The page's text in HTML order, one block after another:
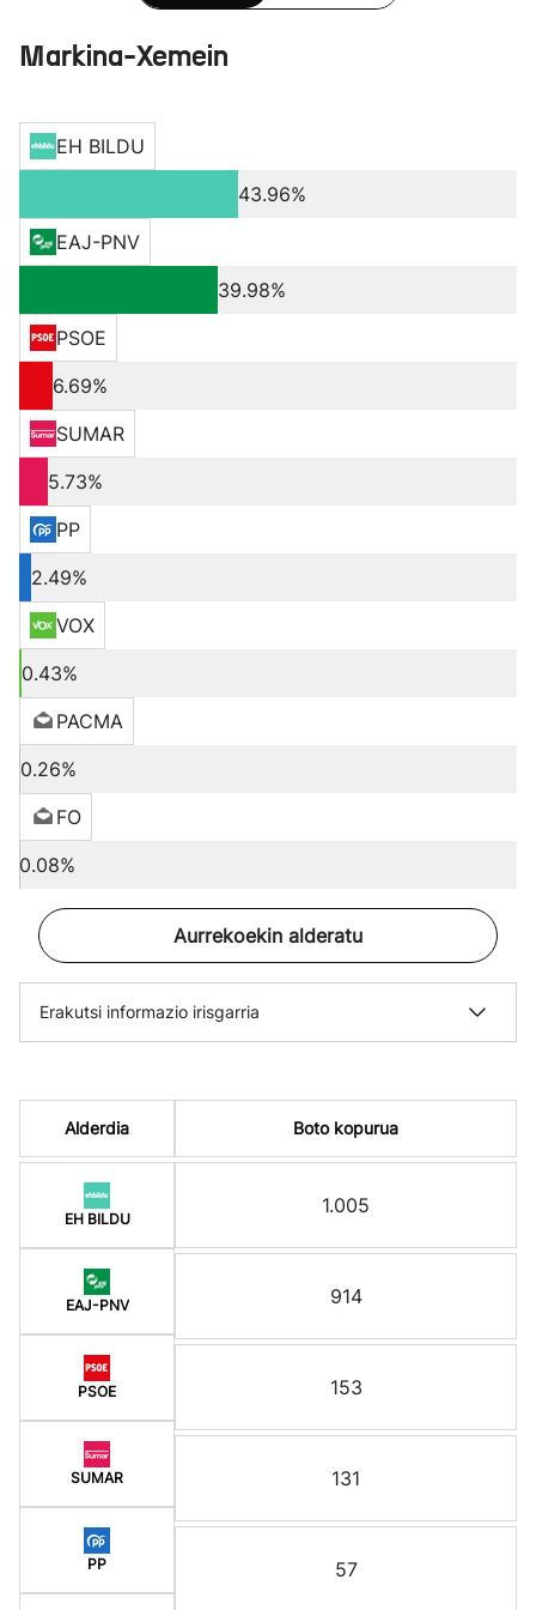
Markina-Xemein
EH BILDU
43.96%
EAJ-PNV
39.98%
PSOE
6.69%
SUMAR
5.73%
PP
2.49%
VOX
0.43%
PACMA
0.26%
FO
0.08%
Aurrekoekin alderatu
Erakutsi informazio irisgarria
Alderdia
EH BILDU
EAJ-PNV
PSOE
SUMAR
PP
Boto kopurua
1.005
914
153
131
57